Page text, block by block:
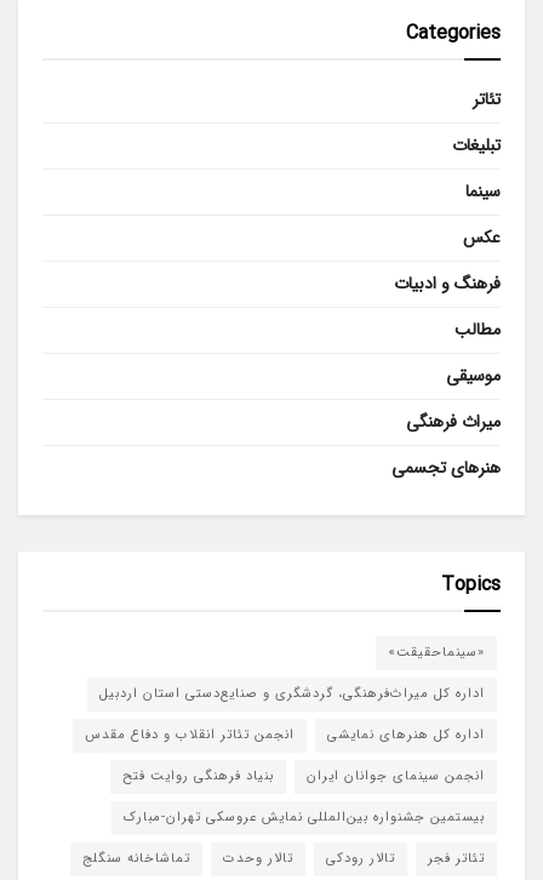
Categories
تئاتر
تبلیغات
سینما
عکس
فرهنگ و ادبیات
مطالب
موسیقی
میراث فرهنگی
هنرهای تجسمی
Topics
«سینماحقیقت»
اداره کل میراث‌فرهنگی، گردشگری و صنایع‌دستی استان اردبیل
اداره کل هنرهای نمایشی
انجمن تئاتر انقلاب و دفاع مقدس
انجمن سینمای جوانان ایران
بنیاد فرهنگی روایت فتح
بیستمین جشنواره بین‌المللی نمایش عروسکی تهران-مبارک
تئاتر فجر
تالار رودکی تالار وحدت
تماشاخانه سنگلج